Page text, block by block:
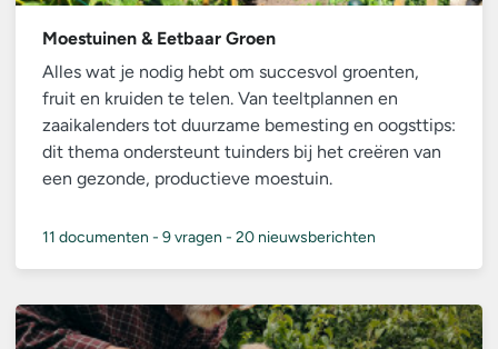
Moestuinen & Eetbaar Groen
Alles wat je nodig hebt om succesvol groenten,
fruit en kruiden te telen. Van teeltplannen en
zaaikalenders tot duurzame bemesting en oogsttips:
dit thema ondersteunt tuinders bij het creëren van
een gezonde, productieve moestuin.
11 documenten - 9 vragen - 20 nieuwsberichten